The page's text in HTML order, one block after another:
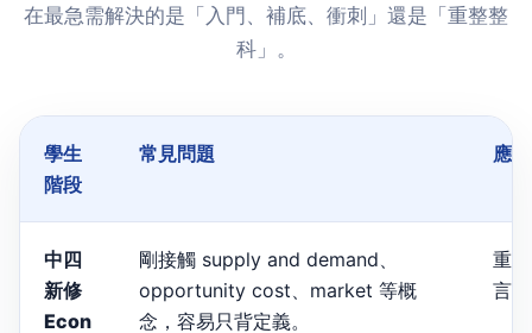
在最急需解決的是「入門、補底、衝刺」還是「重整整
科」。
學生
階段
常見問題 應
中四
新修
Econ
剛接觸 supply and demand、
opportunity cost、market 等概
念，容易只背定義。
重
言